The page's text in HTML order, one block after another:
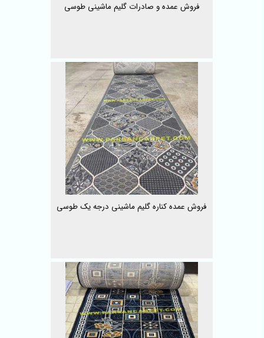
فروش عمده و صادرات گلیم ماشینی طوسی
فروش عمده کناره گلیم ماشینی درجه یک طوسی